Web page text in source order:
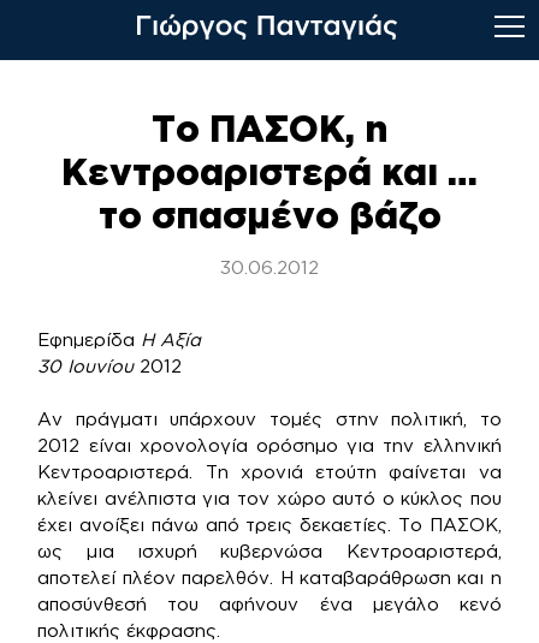
Το ΠΑΣΟΚ, η
Κεντροαριστερά και …
το σπασμένο βάζο
30.06.2012
Εφημερίδα Η Αξία
30 Ιουνίου 2012
Αν πράγματι υπάρχουν τομές στην πολιτική, το
2012 είναι χρονολογία ορόσημο για την ελληνική
Κεντροαριστερά. Τη χρονιά ετούτη φαίνεται να
κλείνει ανέλπιστα για τον χώρο αυτό ο κύκλος που
έχει ανοίξει πάνω από τρεις δεκαετίες. Το ΠΑΣΟΚ,
ως μια ισχυρή κυβερνώσα Κεντροαριστερά,
αποτελεί πλέον παρελθόν. Η καταβαράθρωση και η
αποσύνθεσή του αφήνουν ένα μεγάλο κενό
πολιτικής έκφρασης.